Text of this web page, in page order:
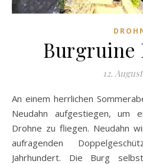
Burgruine
12.
An einem herrlichen Sommerabend sind wir zur Burgruine
Neudahn aufgestiegen, um
Drohne zu fliegen. Neudahn
aufragenden
Jahrhundert. Die Burg